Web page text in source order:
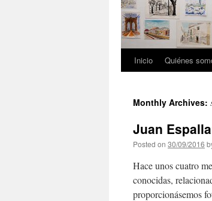
Skip
content
Inicio Quiénes
Monthly Archives:
Juan
Posted on 30/09/2016
Hace unos cuatro
conocidas,
proporcionásemos